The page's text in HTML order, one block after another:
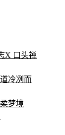
X 口头禅
冷冽而
梦境